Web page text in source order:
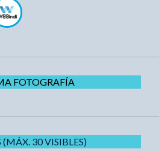
FOTOGRAFÍA
(MÁX. 30 VISIBLES)